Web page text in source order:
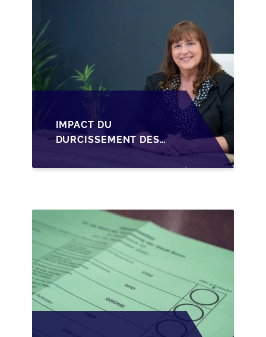
IMPACT DU
DURCISSEMENT DES
CRÉDIT SUR LA